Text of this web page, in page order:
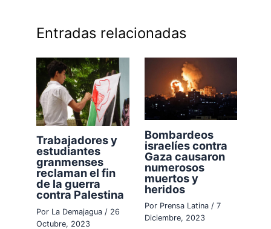
Entradas relacionadas
Trabajadores y
estudiantes
granmenses
reclaman el fin
de la guerra
contra Palestina
Por La Demajagua / 26
Octubre, 2023
Bombardeos
israelíes contra
Gaza causaron
numerosos
muertos y
heridos
Por Prensa Latina / 7
Diciembre, 2023